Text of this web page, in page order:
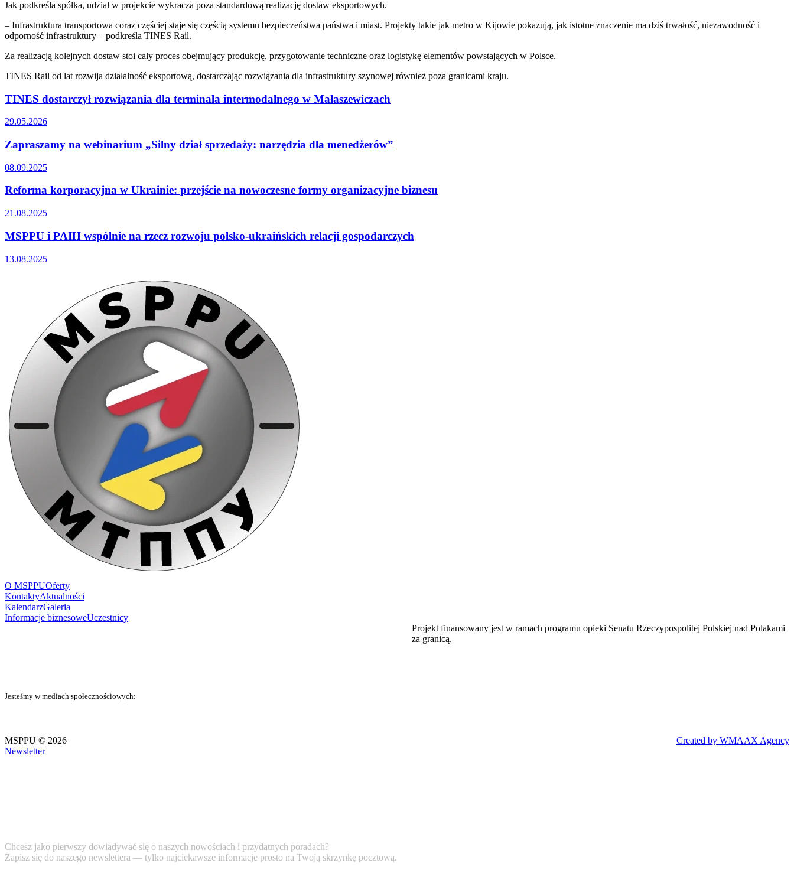
Jak podkreśla spółka, udział w projekcie wykracza poza standardową realizację dostaw eksportowych.
– Infrastruktura transportowa coraz częściej staje się częścią systemu bezpieczeństwa państwa i miast. Projekty takie jak metro w Kijowie pokazują, jak istotne znaczenie ma dziś trwałość, niezawodność i
odporność infrastruktury – podkreśla TINES Rail.
Za realizacją kolejnych dostaw stoi cały proces obejmujący produkcję, przygotowanie techniczne oraz logistykę elementów powstających w Polsce.
TINES Rail od lat rozwija działalność eksportową, dostarczając rozwiązania dla infrastruktury szynowej również poza granicami kraju.
TINES dostarczył rozwiązania dla terminala intermodalnego w Małaszewiczach
29.05.2026
Zapraszamy na webinarium „Silny dział sprzedaży: narzędzia dla menedżerów”
08.09.2025
Reforma korporacyjna w Ukrainie: przejście na nowoczesne formy organizacyjne biznesu
21.08.2025
MSPPU i PAIH wspólnie na rzecz rozwoju polsko-ukraińskich relacji gospodarczych
13.08.2025
O MSPPUOferty
KontaktyAktualności
KalendarzGaleria
Informacje biznesoweUczestnicy
Projekt finansowany jest w ramach programu opieki Senatu Rzeczypospolitej Polskiej nad Polakami
za granicą.
Jesteśmy w mediach społecznościowych:
MSPPU © 2026
Created by WMAAX Agency
Newsletter
Chcesz jako pierwszy dowiadywać się o naszych nowościach i przydatnych poradach?
Zapisz się do naszego newslettera — tylko najciekawsze informacje prosto na Twoją skrzynkę pocztową.